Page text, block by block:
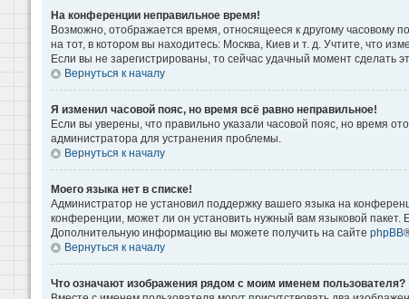
На конференции неправильное время!
Возможно, отображается время, относящееся к другому часовому
на тот, в котором вы находитесь: Москва, Киев и т. д. Учтите, что
Если вы не зарегистрированы, то сейчас удачный момент сделать
Вернуться к началу
Я изменил часовой пояс, но время всё равно неправильное!
Если вы уверены, что правильно указали часовой пояс, но время
администратора для устранения проблемы.
Вернуться к началу
Моего языка нет в списке!
Администратор не установил поддержку вашего языка на
конференции, может ли он установить нужный вам языковой пакет.
Дополнительную информацию вы можете получить на сайте phpBB
Вернуться к началу
Что означают изображения рядом с моим именем пользователя?